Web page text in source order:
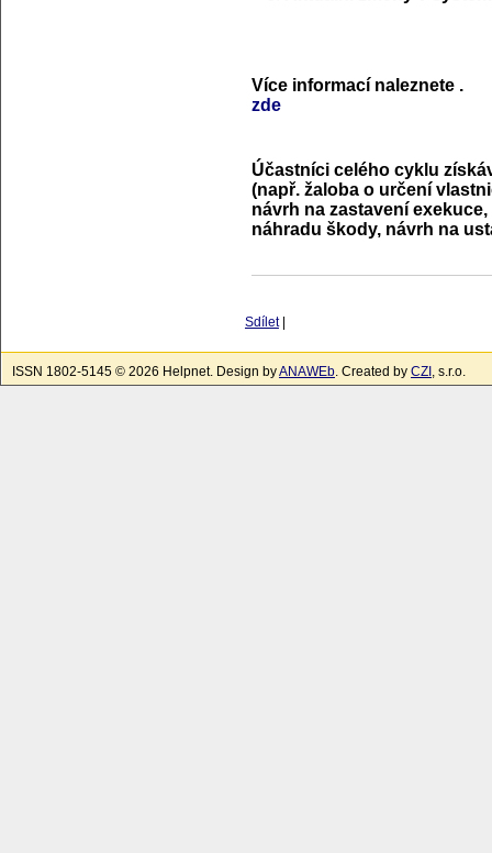
Více informací naleznete
zde
.
Účastníci celého cyklu
(např. žaloba o určení
návrh na zastavení
náhradu škody, návrh na
Sdílet
ISSN 1802-5145 © 2026 Helpnet. Design byANAWEb. Created by CZI , s.r.o.